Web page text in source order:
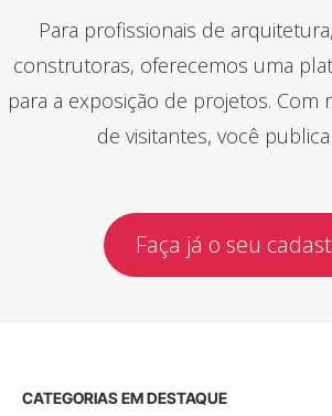
Para profissionais de
construtoras, oferecemos uma
para a exposição de projetos. Com
de visitantes, você
Faça já o seu
CATEGORIAS EM DESTAQUE